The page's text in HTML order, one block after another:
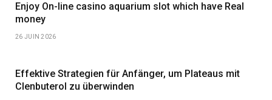
Enjoy On-line casino aquarium slot which have Real
money
26 JUIN 2026
Effektive Strategien für Anfänger, um Plateaus mit
Clenbuterol zu überwinden